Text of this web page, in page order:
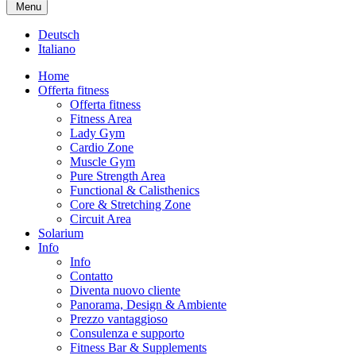
Menu
Deutsch
Italiano
Home
Offerta fitness
Offerta fitness
Fitness Area
Lady Gym
Cardio Zone
Muscle Gym
Pure Strength Area
Functional & Calisthenics
Core & Stretching Zone
Circuit Area
Solarium
Info
Info
Contatto
Diventa nuovo cliente
Panorama, Design & Ambiente
Prezzo vantaggioso
Consulenza e supporto
Fitness Bar & Supplements